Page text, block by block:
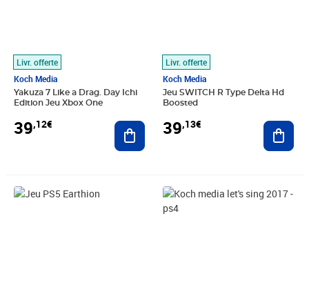
Livr. offerte
Koch Media
Yakuza 7 Like a Drag. Day Ichi
Edition Jeu Xbox One
39,12€ Ajouter au panier
Livr. offerte
Koch Media
Jeu SWITCH R Type Delta Hd
Boosted
39,13€
Prix 39,52€ Prix 39,64€